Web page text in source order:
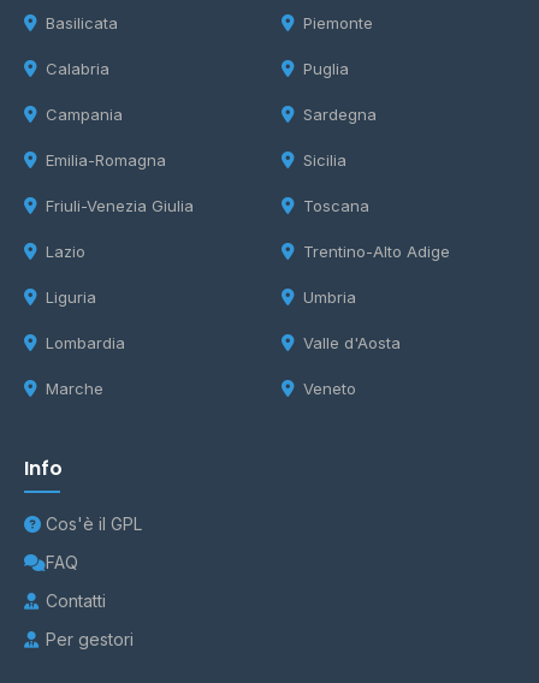
Basilicata
Calabria
Campania
Emilia-Romagna
Friuli-Venezia Giulia
Lazio
Liguria
Lombardia
Marche
Piemonte
Puglia
Sardegna
Sicilia
Toscana
Trentino-Alto Adige
Umbria
Valle d'Aosta
Veneto
Info
Cos'è il GPL
FAQ
Contatti
Per gestori